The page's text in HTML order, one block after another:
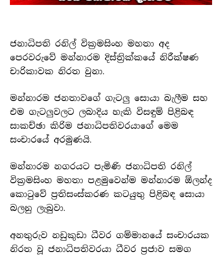
ජනාධිපති රනිල් වික්‍රමසිංහ මහතා අද
පෙරවරුවේ මන්නාරම දිස්ත්‍රික්කයේ නිරීක්ෂණ
චාරිකාවක නිරත වුනා.
මන්නාරම ජනතාවගේ ගැටලු සොයා බැලීම සහ
එම ගැටලුවලට ලබාදිය හැකි විසඳුම් පිළිබඳ
සාකච්ඡා කිරිම ජනාධිපතිවරයාගේ මෙම
සංචාරයේ අරමුණයි.
මන්නාරම නගරයට පැමිණි ජනාධිපති රනිල්
වික්‍රමසිංහ මහතා පළමුවෙන්ම මන්නාරම ඕලන්ද
කොටුවේ ප්‍රතිසංස්කරණ කටයුතු පිළිබඳ සොයා
බලනු ලැබුවා.
අනතුරුව නඩුකුඩා ධීවර ගම්මානයේ සංචාරයක
නිරත වූ ජනාධිපතිවරයා ධීවර ප්‍රජාව සමග